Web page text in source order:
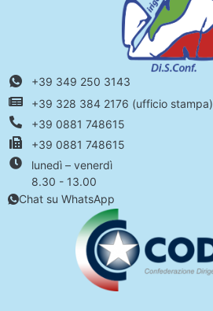
+39 349 250 3143
+39 328 384 2176 (ufficio stampa)
+39 0881 748615
+39 0881 748615
lunedì – venerdì
8.30 - 13.00
Chat su WhatsApp